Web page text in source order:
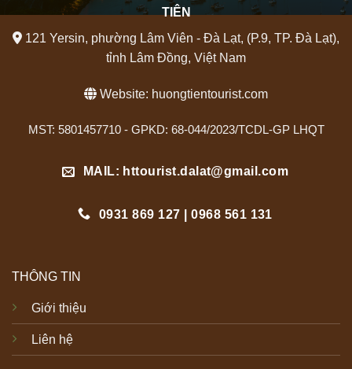
TIÊN
121 Yersin, phường Lâm Viên - Đà Lạt, (P.9, TP. Đà Lạt),
tỉnh Lâm Đồng, Việt Nam
Website: huongtientourist.com
MST: 5801457710 - GPKD: 68-044/2023/TCDL-GP LHQT
MAIL: httourist.dalat@gmail.com
0931 869 127 | 0968 561 131
THÔNG TIN
Giới thiệu
Liên hệ